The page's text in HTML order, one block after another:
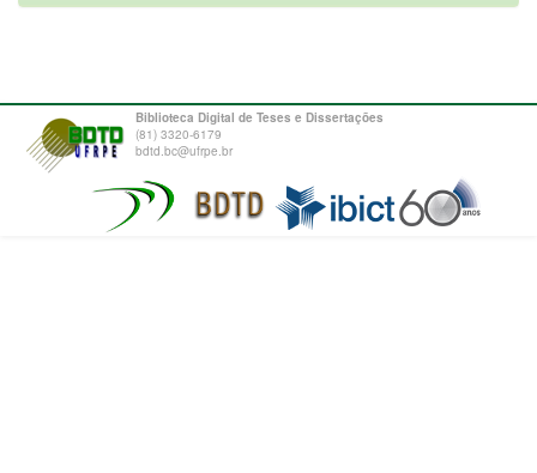
Biblioteca Digital de Teses e Dissertações
(81) 3320-6179
bdtd.bc@ufrpe.br